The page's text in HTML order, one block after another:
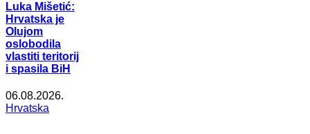
Luka Mišetić:
Hrvatska je
Olujom
oslobodila
vlastiti teritorij
i spasila BiH
06.08.2026.
Hrvatska